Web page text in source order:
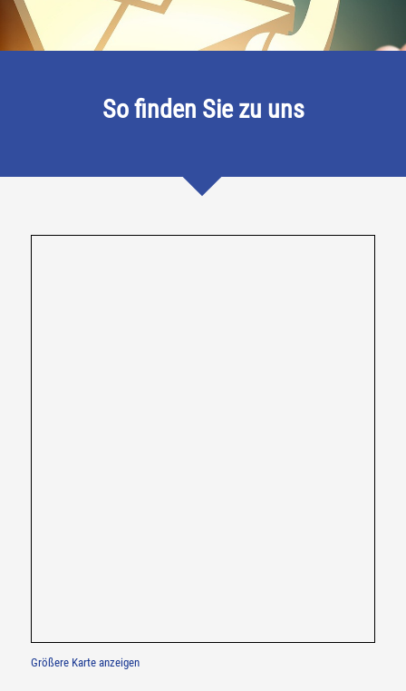
So finden Sie zu uns
Größere Karte anzeigen